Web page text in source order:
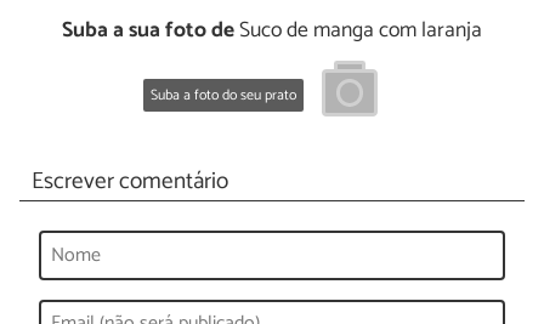
Suba a sua foto deSuco de manga com laranja
Suba a foto do seu prato
Escrever comentário